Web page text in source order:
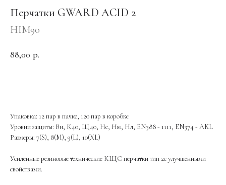
Перчатки GWARD ACID 2
HIM90
88,00 р.
Упаковка: 12 пар в пачке, 120 пар в коробке
Уровни защиты: Вн, К40, Щ40, Нс, Нм, Нл, EN388 - 1111, EN374 - AKL
Размеры: 7(S), 8(M), 9(L), 10(XL)
Усиленные резиновые технические КЩС перчатки тип 2с улучшенными
свойствами.